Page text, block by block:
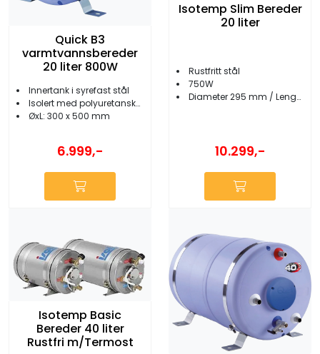
Quick B3
varmtvannsbereder
20 liter 800W
Innertank i syrefast stål
Isolert med polyuretanskum
ØxL: 300 x 500 mm
6.999,-
Isotemp Slim Bereder
20 liter
Rustfritt stål
750W
Diameter 295 mm / Lengde 665 mm
10.299,-
Isotemp Basic
Bereder 40 liter
Rustfri m/Termost